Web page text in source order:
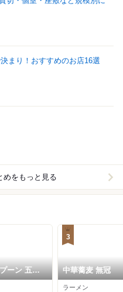
まり！おすすめのお店16選
めをもっと見る
ーン 五反
3
中華蕎麦 無冠
ラーメン